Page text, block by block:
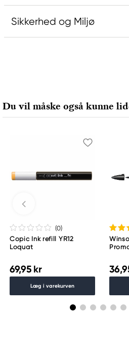
Sikkerhed og Miljø
7311 PD Apeldoorn,
info@royaltalens.com
Du vil måske også kunne
(0)
Copic Ink refill YR12
Loquat
69,95 kr
Læg i varekurven